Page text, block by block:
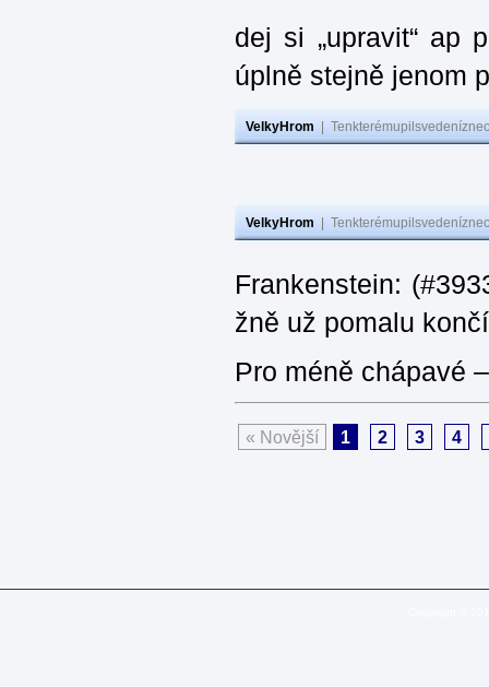
dej si „upravit“ ap
úplně stejně jenom
VelkyHrom
VelkyHrom
Frankenstein:
žně už pomalu
Pro méně chápavé
« Novější 1 2 3 4